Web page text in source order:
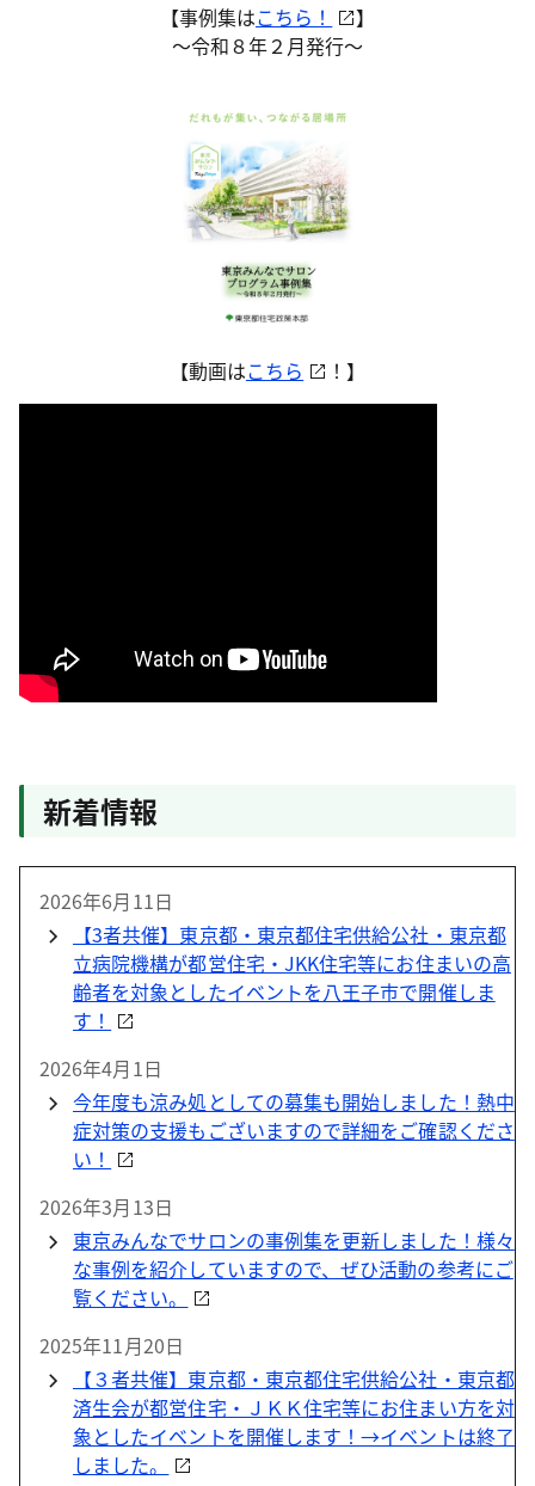
【事例集はこちら！
】
～令和８年２月発行～
【動画はこちら ！】
新着情報
2026年6月11日
【3者共催】東京都・東京都住宅供給公社・東京都
立病院機構が都営住宅・JKK住宅等にお住まいの高
齢者を対象としたイベントを八王子市で開催しま
す！
2026年4月1日
今年度も涼み処としての募集も開始しました！熱中
症対策の支援もございますので詳細をご確認くださ
い！
2026年3月13日
東京みんなでサロンの事例集を更新しました！様々
な事例を紹介していますので、ぜひ活動の参考にご
覧ください。
2025年11月20日
【３者共催】東京都・東京都住宅供給公社・東京都
済生会が都営住宅・ＪＫＫ住宅等にお住まい方を対
象としたイベントを開催します！→イベントは終了
しました。